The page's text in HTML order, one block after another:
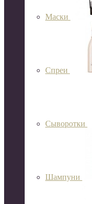
Маски
Спреи
Сыворотки
Шампуни